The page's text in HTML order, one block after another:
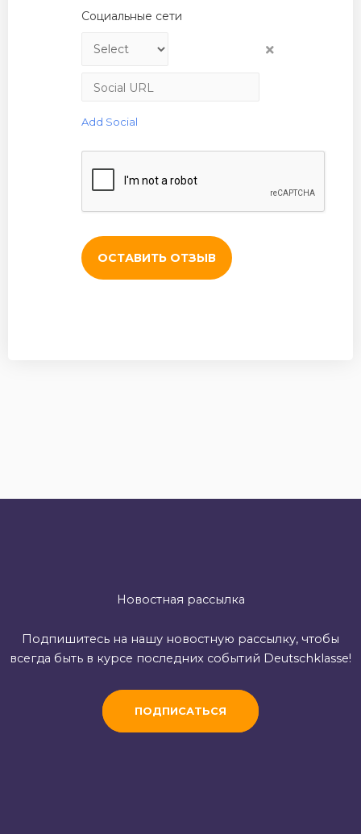
Социальные сети
Add Social
Новостная рассылка
Подпишитесь на нашу новостную рассылку, чтобы
всегда быть в курсе последних событий Deutschklasse!
ПОДПИСАТЬСЯ